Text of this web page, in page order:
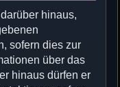
hinaus,
sofern dies zur
über das
hinaus dürfen er